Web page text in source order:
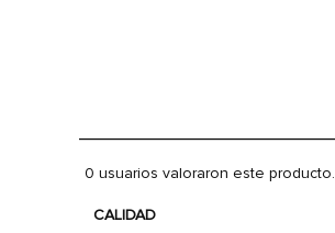
0 usuarios valoraron este producto.
CALIDAD